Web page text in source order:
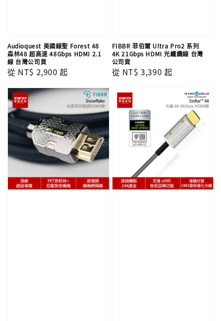
Audioquest 美國線聖 Forest 48
森林48 超高速 48Gbps HDMI 2.1
線 台灣公司貨
Regular
從 NT$ 2,900 起
FIBBR 菲伯爾 Ultra Pro2 系列
4K 21Gbps HDMI 光纖纜線 台灣
公司貨
Regular
從 NT$ 3,390 起